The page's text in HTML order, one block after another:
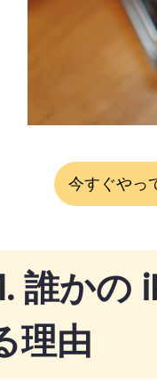
今すぐやっ
誰か
理由